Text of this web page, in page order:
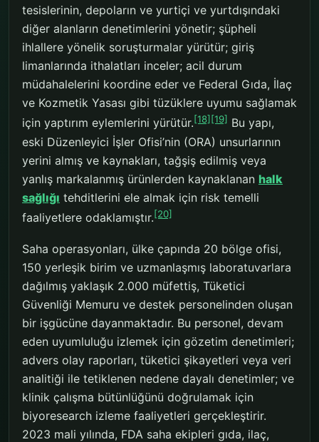
tesislerinin, depoların ve yurtiçi ve yurtdışındaki
diğer alanların denetimlerini yönetir; şüpheli
ihlallere yönelik soruşturmalar yürütür; giriş
limanlarında ithalatları inceler; acil durum
müdahalelerini koordine eder ve Federal Gıda, İlaç
ve Kozmetik Yasası gibi tüzüklere uyumu sağlamak
için yaptırım eylemlerini yürütür.[18] [19] Bu yapı,
eski Düzenleyici İşler Ofisi’nin (ORA) unsurlarının
yerini almış ve kaynakları, tağşiş edilmiş veya
yanlış markalanmış ürünlerden kaynaklanan halk
sağlığı tehditlerini ele almak için risk temelli
faaliyetlere odaklamıştır.[20]
Saha operasyonları, ülke çapında 20 bölge ofisi,
150 yerleşik birim ve uzmanlaşmış laboratuvarlara
dağılmış yaklaşık 2.000 müfettiş, Tüketici
Güvenliği Memuru ve destek personelinden oluşan
bir işgücüne dayanmaktadır. Bu personel, devam
eden uyumluluğu izlemek için gözetim denetimleri;
advers olay raporları, tüketici şikayetleri veya veri
analitiği ile tetiklenen nedene dayalı denetimler; ve
klinik çalışma bütünlüğünü doğrulamak için
biyoresearch izleme faaliyetleri gerçekleştirir.
2023 mali yılında, FDA saha ekipleri gıda, ilaç,